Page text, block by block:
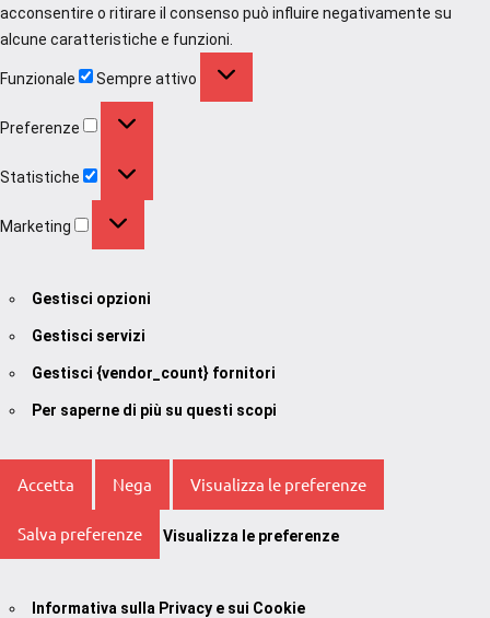
acconsentire o ritirare il consenso può influire negativamente su
alcune caratteristiche e funzioni.
Funzionale Sempre attivo
Preferenze
Statistiche
Marketing
Gestisci opzioni
Gestisci servizi
Gestisci {vendor_count} fornitori
Per saperne di più su questi scopi
Accetta Nega Visualizza le preferenze
Salva preferenze Visualizza le preferenze
Informativa sulla Privacy e sui Cookie